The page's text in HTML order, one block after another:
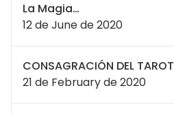
La Magia…
12 de June de 2020
CONSAGRACIÓN DEL TAROT
21 de February de 2020